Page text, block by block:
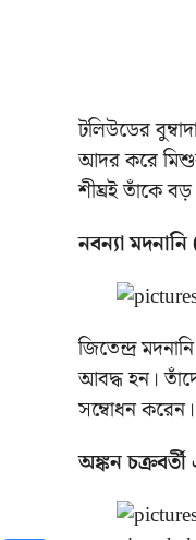
টলিউডের
আদর করে
শীঘ্রই তাঁকে বড়
নবন্যা
জিতেন্দ্র
আবদ্ধ হন।
সম্বোধন করেন।
অঙ্কন